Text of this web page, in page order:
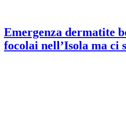
Emergenza dermatite
focolai nell’Isola ma ci